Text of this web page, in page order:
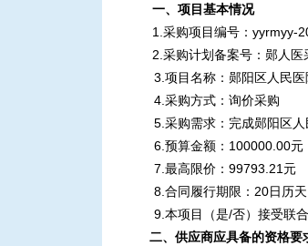
一、项目基本情况
1.采购项目编号：yyrmyy-
2.采购计划备案号：郧人
3.项目名称：郧阳区人民
4.采购方式：询价采购
5.采购需求：完成郧阳区
6.预算金额：100000.00元
7.最高限价：99793.21元
8.合同履行期限：20日历天
9 .本项目（是/否）接受联
二、供应商应具备的资格要